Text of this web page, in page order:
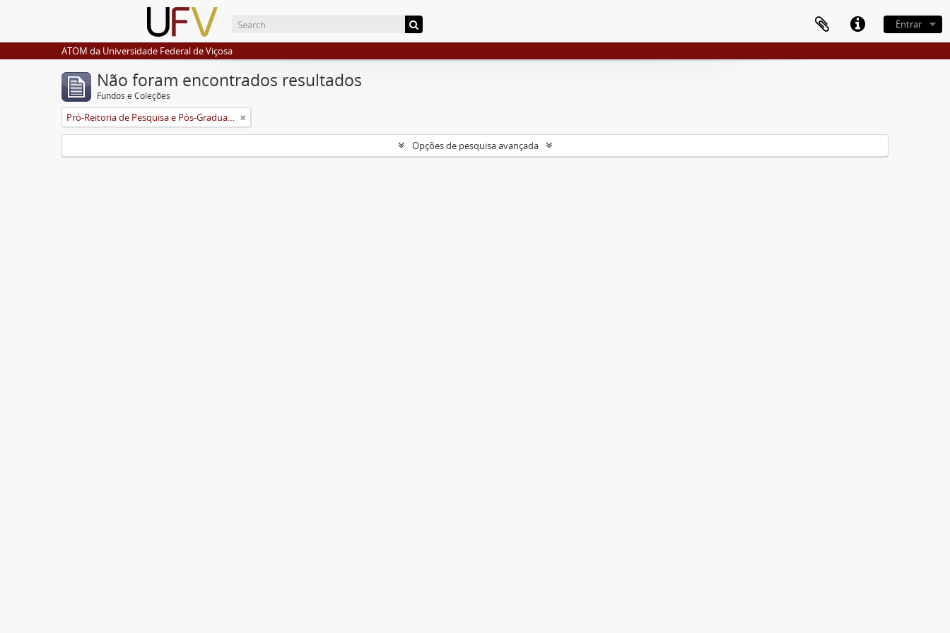
Entrar
ATOM da Universidade Federal de Viçosa
Não foram encontrados resultados
Fundos e Coleções
Pró-Reitoria de Pesquisa e Pós-Graduação
Opções de pesquisa avançada